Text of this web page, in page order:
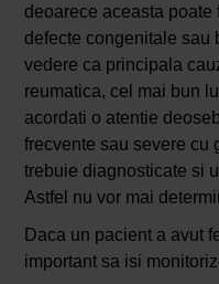
deoarece aceasta poate
defecte congenitale sau
vedere ca principala
reumatica, cel mai bun
acordati o atentie
frecvente sau severe cu
trebuie diagnosticate si
Astfel nu vor mai
Daca un pacient a avut
important sa isi